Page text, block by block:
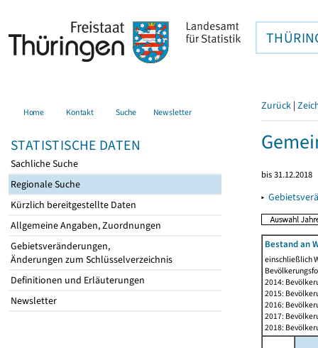
Home Kontakt Suche Newsletter
STATISTISCHE DATEN
Sachliche Suche
Regionale Suche
Kürzlich bereitgestellte Daten
Allgemeine Angaben, Zuordnungen
Gebietsveränderungen,
Änderungen zum Schlüsselverzeichnis
Definitionen und Erläuterungen
Newsletter
Zurück |
bis 31.12.2018
▸
Bestand an
einschließlich
2014:
2015:
2016:
2017:
2018: